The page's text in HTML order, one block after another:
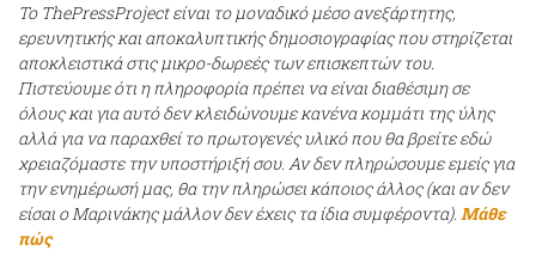
Το ThePressProject είναι το μοναδικό μέσο ανεξάρτητης,
ερευνητικής και αποκαλυπτικής δημοσιογραφίας που στηρίζεται
αποκλειστικά στις μικρο-δωρεές των επισκεπτών του.
Πιστεύουμε ότι η πληροφορία πρέπει να είναι διαθέσιμη σε
όλους και για αυτό δεν κλειδώνουμε κανένα κομμάτι της ύλης
αλλά για να παραχθεί το πρωτογενές υλικό που θα βρείτε εδώ
χρειαζόμαστε την υποστήριξή σου. Αν δεν πληρώσουμε εμείς για
την ενημέρωσή μας, θα την πληρώσει κάποιος άλλος (και αν δεν
είσαι ο Μαρινάκης μάλλον δεν έχεις τα ίδια συμφέροντα). Μάθε
πώς